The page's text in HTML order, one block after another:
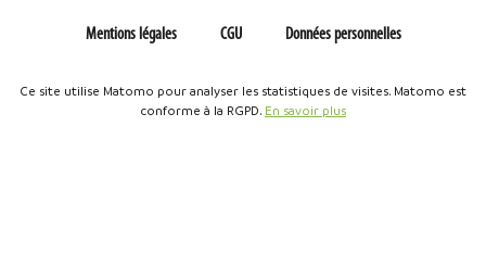
Mentions légales CGU Données personnelles
Ce site utilise Matomo pour analyser les statistiques de visites. Matomo est
conforme à la RGPD. En savoir plus